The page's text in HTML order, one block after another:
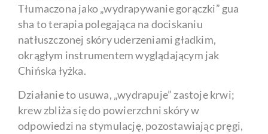
Tłumaczona jako „wydrapywanie gorączki” gua
sha to terapia polegająca na dociskaniu
natłuszczonej skóry uderzeniami gładkim,
okrągłym instrumentem wyglądającym jak
Chińska łyżka.
Działanie to usuwa, „wydrapuje” zastoje krwi;
krew zbliża się do powierzchni skóry w
odpowiedzi na stymulację, pozostawiając pręgi,